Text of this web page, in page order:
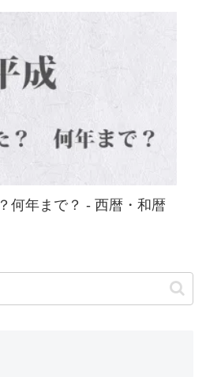
何年まで？ - 西暦・和暦